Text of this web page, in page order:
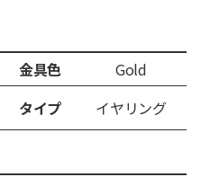
金具色
Gold
タイプ イヤリング
ークレイ